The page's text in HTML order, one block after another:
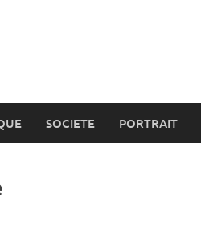
SOCIETE PORTRAIT